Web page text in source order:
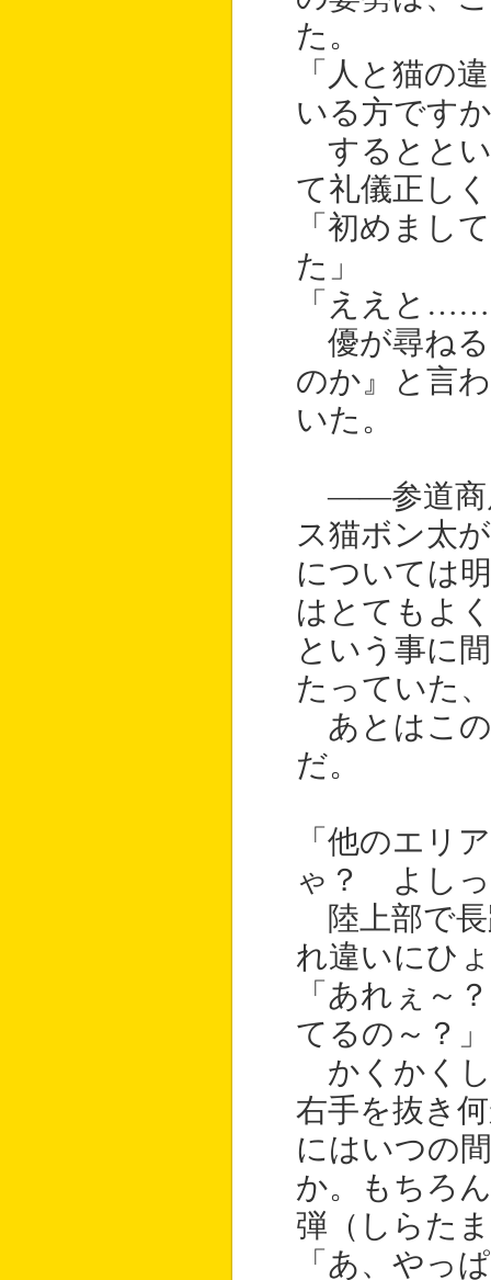
た。
「人と猫の
いる方です
するととい
て礼儀正し
「初めまし
た」
「ええと
優が尋ねる
のか』と言
いた。
――参道商
ス猫ボン太
については
はとてもよ
という事に
たっていた
あとはこの
だ。
「他のエリ
ゃ？ よしっ
陸上部で長
れ違いにひ
「あれぇ～
てるの～？」
かくかくし
右手を抜き
にはいつの
か。もちろ
弾（しらた
「あ、やっ